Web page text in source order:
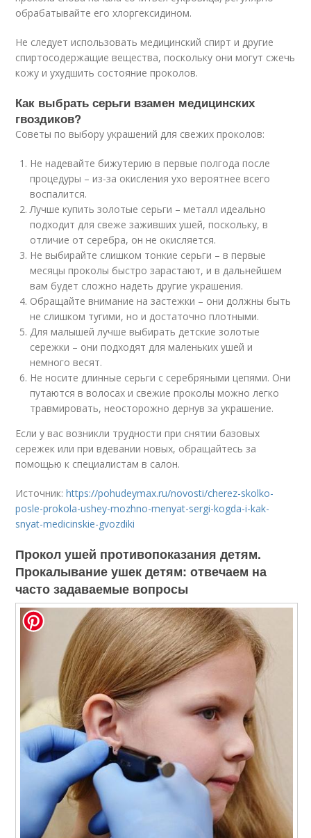
обрабатывайте его хлоргексидином.
Не следует использовать медицинский спирт и другие
спиртосодержащие вещества, поскольку они могут сжечь
кожу и ухудшить состояние проколов.
Как выбрать серьги взамен медицинских
гвоздиков?
Советы по выбору украшений для свежих проколов:
Не надевайте бижутерию в первые полгода после
процедуры – из-за окисления ухо вероятнее всего
воспалится.
Лучше купить золотые серьги – металл идеально
подходит для свеже заживших ушей, поскольку, в
отличие от серебра, он не окисляется.
Не выбирайте слишком тонкие серьги – в первые
месяцы проколы быстро зарастают, и в дальнейшем
вам будет сложно надеть другие украшения.
Обращайте внимание на застежки – они должны быть
не слишком тугими, но и достаточно плотными.
Для малышей лучше выбирать детские золотые
сережки – они подходят для маленьких ушей и
немного весят.
Не носите длинные серьги с серебряными цепями. Они
путаются в волосах и свежие проколы можно легко
травмировать, неосторожно дернув за украшение.
Если у вас возникли трудности при снятии базовых
сережек или при вдевании новых, обращайтесь за
помощью к специалистам в салон.
Источник:https://pohudeymax.ru/novosti/cherez-skolko-
posle-prokola-ushey-mozhno-menyat-sergi-kogda-i-kak-
snyat-medicinskie-gvozdiki
Прокол ушей противопоказания детям.
Прокалывание ушек детям: отвечаем на
часто задаваемые вопросы